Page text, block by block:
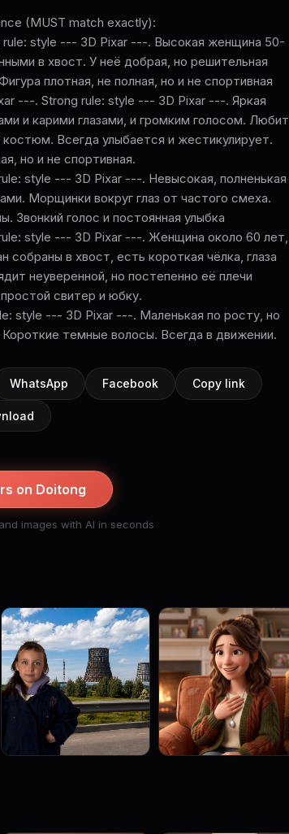
(MUST match exactly):
style --- 3D Pixar ---. Высокая женщина 50-
в хвост. У неё добрая, но решительная
плотная, не полная, но и не спортивная
---. Strong rule: style --- 3D Pixar ---. Яркая
и карими глазами, и громким голосом. Любит
Всегда улыбается и жестикулирует.
но и не спортивная.
style --- 3D Pixar ---. Невысокая, полненькая
Морщинки вокруг глаз от частого смеха.
Звонкий голос и постоянная улыбка
style --- 3D Pixar ---. Женщина около 60 лет,
в хвост, есть короткая чёлка, глаза
неуверенной, но постепенно её плечи
свитер и юбку.
style --- 3D Pixar ---. Маленькая по росту, но
темные волосы. Всегда в движении.
WhatsApp Facebook Copy link
on Doitong
images with AI in seconds